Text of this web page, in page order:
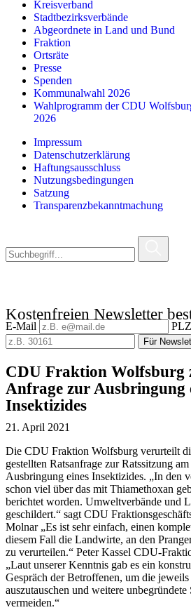
Kreisverband
Stadtbezirksverbände
Abgeordnete in Land und Bund
Fraktion
Ortsräte
Presse
Spenden
Kommunalwahl 2026
Wahlprogramm der CDU
2026
Impressum
Datenschutzerklärung
Haftungsausschluss
Nutzungsbedingungen
Satzung
Transparenzbekanntmachung
Kostenfreien Newsletter
E-Mail PLZ
Für
CDU Fraktion Wolfsburg
Anfrage zur Ausbringung
Insektizides
21. April 2021
Die CDU Fraktion Wolfsburg verurteilt
gestellten Ratsanfrage zur Ratssitzung
Ausbringung eines Insektizides. „In den
schon viel über das mit Thiamethoxan
berichtet worden. Umweltverbände und
geschildert.“ sagt CDU
Molnar „Es ist sehr einfach, einen
diesem Fall die Landwirte, an den
zu verurteilen.“ Peter Kassel CDU-
„Laut unserer Kenntnis gab es ein
Gespräch der Betroffenen, um die
auszutauschen und weitere unbegründete
vermeiden.“